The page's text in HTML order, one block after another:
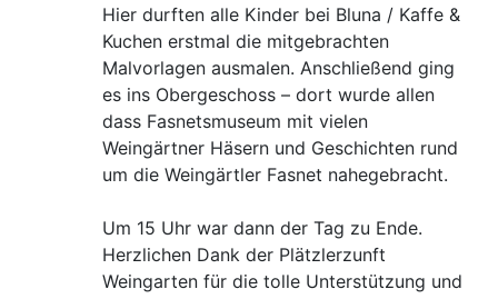
Hier durften alle Kinder bei Bluna / Kaffe &
Kuchen erstmal die mitgebrachten
Malvorlagen ausmalen. Anschließend ging
es ins Obergeschoss – dort wurde allen
dass Fasnetsmuseum mit vielen
Weingärtner Häsern und Geschichten rund
um die Weingärtler Fasnet nahegebracht.
Um 15 Uhr war dann der Tag zu Ende.
Herzlichen Dank der Plätzlerzunft
Weingarten für die tolle Unterstützung und